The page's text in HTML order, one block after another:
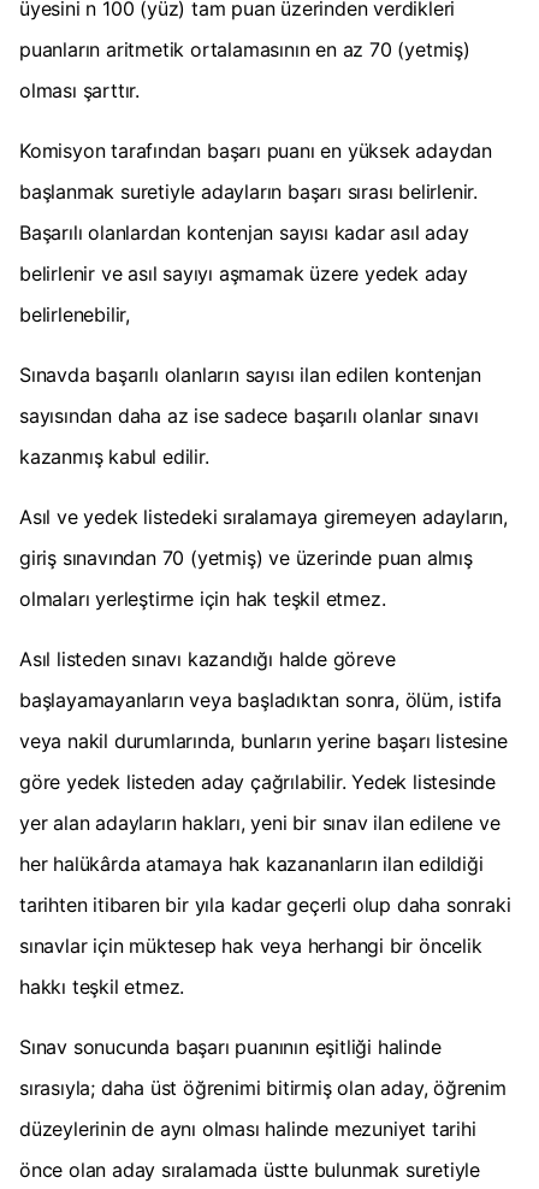
üyesini n 100 (yüz) tam puan üzerinden verdikleri
puanların aritmetik ortalamasının en az 70 (yetmiş)
olması şarttır.
Komisyon tarafından başarı puanı en yüksek adaydan
başlanmak suretiyle adayların başarı sırası belirlenir.
Başarılı olanlardan kontenjan sayısı kadar asıl aday
belirlenir ve asıl sayıyı aşmamak üzere yedek aday
belirlenebilir,
Sınavda başarılı olanların sayısı ilan edilen kontenjan
sayısından daha az ise sadece başarılı olanlar sınavı
kazanmış kabul edilir.
Asıl ve yedek listedeki sıralamaya giremeyen adayların,
giriş sınavından 70 (yetmiş) ve üzerinde puan almış
olmaları yerleştirme için hak teşkil etmez.
Asıl listeden sınavı kazandığı halde göreve
başlayamayanların veya başladıktan sonra, ölüm, istifa
veya nakil durumlarında, bunların yerine başarı listesine
göre yedek listeden aday çağrılabilir. Yedek listesinde
yer alan adayların hakları, yeni bir sınav ilan edilene ve
her halükârda atamaya hak kazananların ilan edildiği
tarihten itibaren bir yıla kadar geçerli olup daha sonraki
sınavlar için müktesep hak veya herhangi bir öncelik
hakkı teşkil etmez.
Sınav sonucunda başarı puanının eşitliği halinde
sırasıyla; daha üst öğrenimi bitirmiş olan aday, öğrenim
düzeylerinin de aynı olması halinde mezuniyet tarihi
önce olan aday sıralamada üstte bulunmak suretiyle